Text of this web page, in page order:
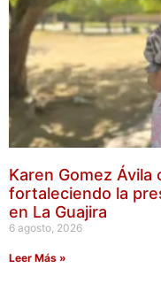
Karen Gomez
fortaleciendo la
en La Guajira
6 agosto, 2026
Leer Más »